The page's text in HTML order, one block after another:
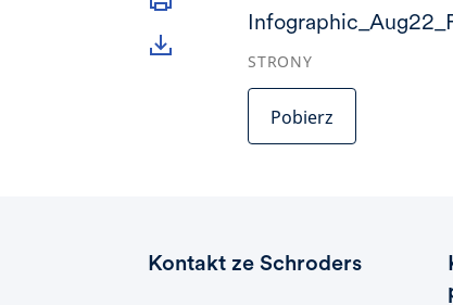
STRONY
Pobierz
Kontakt ze Schroders